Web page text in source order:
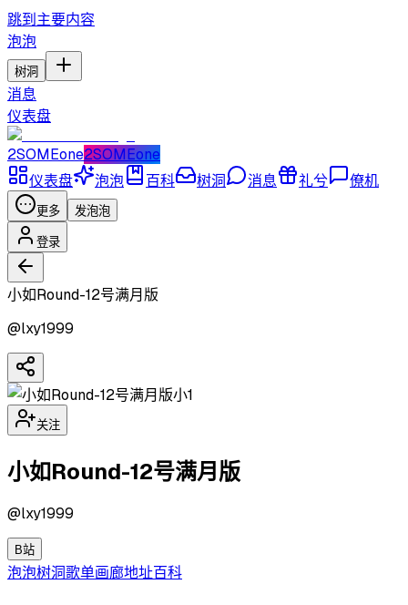
跳到主要内容
泡泡
树洞
消息
仪表盘
2SOMEone2SOMEone
仪表盘
泡泡 百科 树洞 消息 礼兮 僚机
更多 发泡泡
登录
小如Round-12号满月版
@lxy1999
小1
关注
小如Round-12号满月版
@lxy1999
B站
泡泡树洞歌单画廊地址百科